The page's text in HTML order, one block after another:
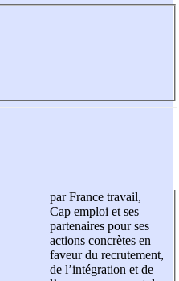
par France travail,
Cap emploi et ses
partenaires pour ses
actions concrètes en
faveur du recrutement,
de l’intégration et de